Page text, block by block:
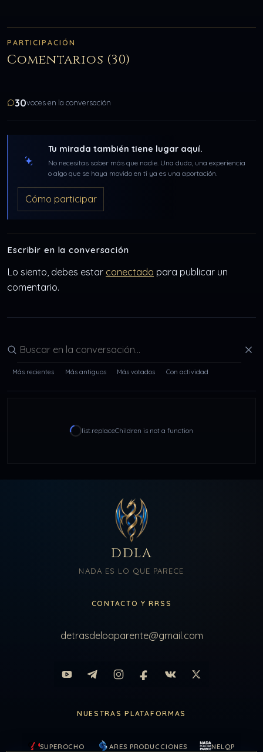
PARTICIPACIÓN
Comentarios (30)
30voces en la conversación
Tu mirada también tiene lugar aquí.
No necesitas saber más que nadie. Una duda, una experiencia
o algo que se haya movido en ti ya es una aportación.
Cómo participar
Escribir en la conversación
Lo siento, debes estar conectado para publicar un
comentario.
Buscar en la conversación
Más recientes Más antiguos Más votados Con actividad
list.replaceChildren is not a function
DDLA
NADA ES LO QUE PARECE
CONTACTO Y RRSS
detrasdeloaparente@gmail.com
NUESTRAS PLATAFORMAS
SUPEROCHO ARES PRODUCCIONES NELQP